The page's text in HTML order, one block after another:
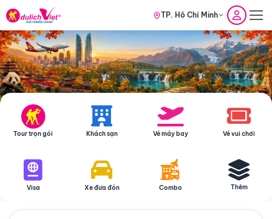
TP. Hồ Chí Minh
Tour trọn gói Khách sạn Vé máy bay Vé vui chơi
Visa Xe đưa đón Combo Thêm